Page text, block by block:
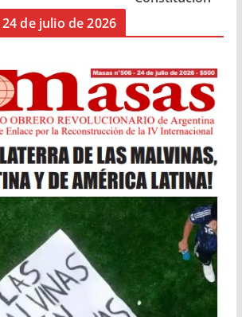
de julio de 2026